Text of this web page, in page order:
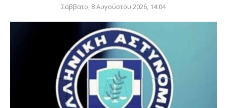
Σάββατο, 8 Αυγούστου 2026, 14:04